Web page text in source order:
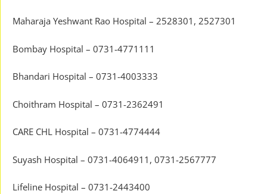
Maharaja Yeshwant Rao Hospital – 2528301, 2527301
Bombay Hospital – 0731-4771111
Bhandari Hospital – 0731-4003333
Choithram Hospital – 0731-2362491
CARE CHL Hospital – 0731-4774444
Suyash Hospital – 0731-4064911, 0731-2567777
Lifeline Hospital – 0731-2443400